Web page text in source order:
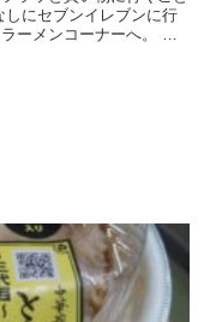
にセブンイレブンに行
ーメンコーナーへ。 新